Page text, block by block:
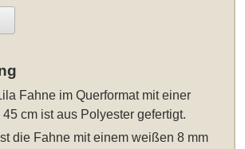
Fahne im Querformat mit einer
45 cm ist aus Polyester gefertigt.
die Fahne mit einem weißen 8 mm